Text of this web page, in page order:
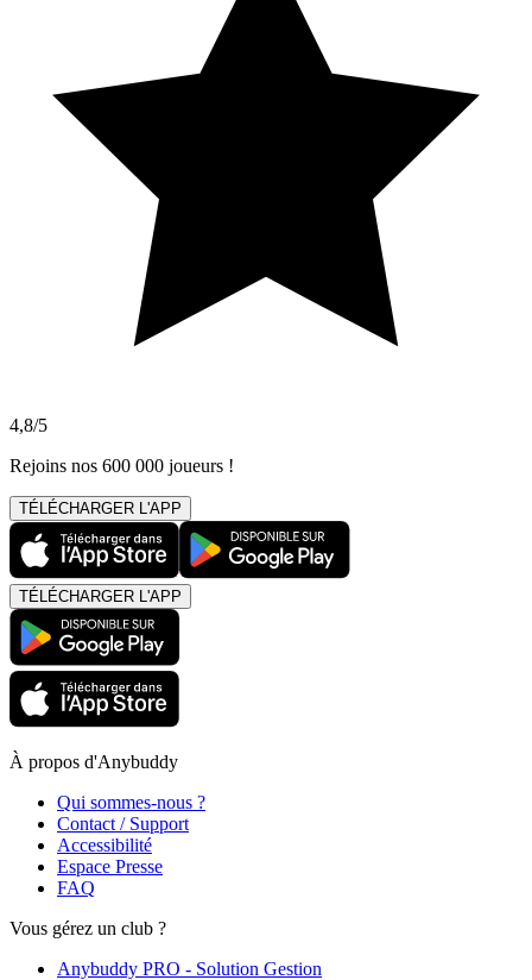
4,8/5
Rejoins nos 600 000 joueurs !
TÉLÉCHARGER L'APP
TÉLÉCHARGER L'APP
À propos d'Anybuddy
Qui sommes-nous ?
Contact / Support
Accessibilité
Espace Presse
FAQ
Vous gérez un club ?
Anybuddy PRO - Solution Gestion